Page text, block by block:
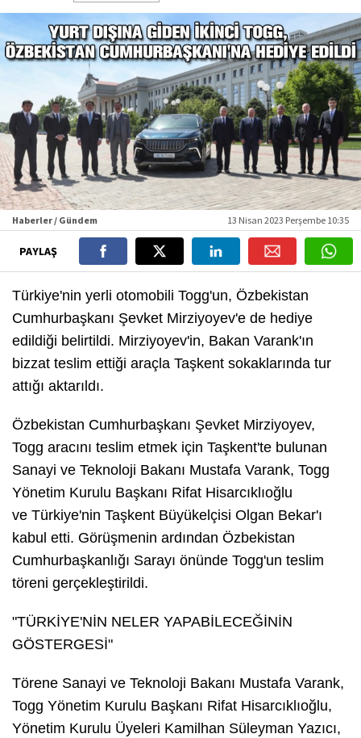
Haberler / Gündem 13 Nisan 2023 Perşembe 10:35
PAYLAŞ
Türkiye'nin yerli otomobili Togg'un, Özbekistan
Cumhurbaşkanı Şevket Mirziyoyev'e de hediye
edildiği belirtildi. Mirziyoyev'in, Bakan Varank'ın
bizzat teslim ettiği araçla Taşkent sokaklarında tur
attığı aktarıldı.
Özbekistan Cumhurbaşkanı Şevket Mirziyoyev,
Togg aracını teslim etmek için Taşkent'te bulunan
Sanayi ve Teknoloji Bakanı Mustafa Varank, Togg
Yönetim Kurulu Başkanı Rifat Hisarcıklıoğlu
ve Türkiye'nin Taşkent Büyükelçisi Olgan Bekar'ı
kabul etti. Görüşmenin ardından Özbekistan
Cumhurbaşkanlığı Sarayı önünde Togg'un teslim
töreni gerçekleştirildi.
"TÜRKİYE'NİN NELER YAPABİLECEĞİNİN
GÖSTERGESİ"
Törene Sanayi ve Teknoloji Bakanı Mustafa Varank,
Togg Yönetim Kurulu Başkanı Rifat Hisarcıklıoğlu,
Yönetim Kurulu Üyeleri Kamilhan Süleyman Yazıcı,